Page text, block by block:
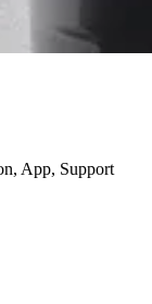
App, Support